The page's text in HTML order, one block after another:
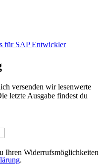
für SAP Entwickler
versenden wir lesenwerte
letzte Ausgabe findest du
Ihren Widerrufsmöglichkeiten
.